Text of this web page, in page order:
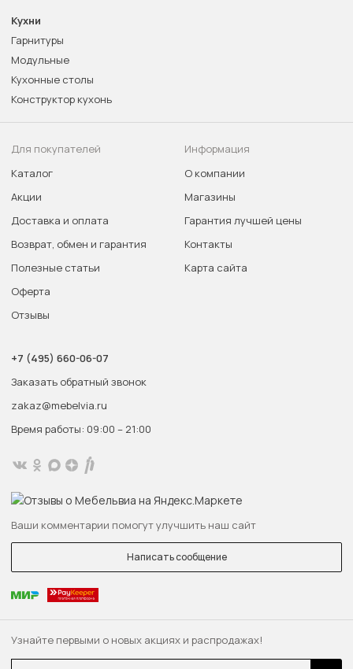
Узнайте первыми о новых акциях и распродажах!
Кухни
Гарнитуры
Модульные
Кухонные столы
Конструктор кухонь
Для покупателей
Каталог
Акции
Доставка и оплата
Возврат, обмен и гарантия
Полезные статьи
Оферта
Отзывы
Информация
О компании
Магазины
Гарантия лучшей цены
Контакты
Карта сайта
+7 (495) 660-06-07
Заказать обратный звонок
zakaz@mebelvia.ru
Время работы: 09:00 – 21:00
Ваши комментарии помогут улучшить наш сайт
Написать сообщение